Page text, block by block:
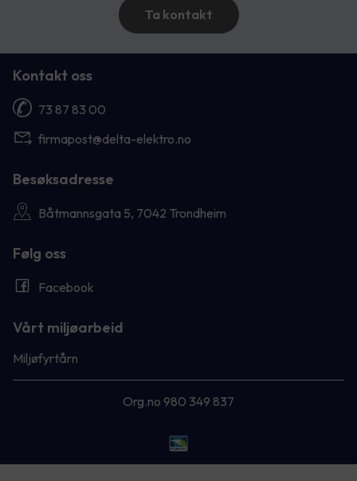
Ta kontakt
Kontakt oss
73 87 83 00
firmapost@delta-elektro.no
Besøksadresse
Båtmannsgata 5, 7042 Trondheim
Følg oss
Facebook
Vårt miljøarbeid
Miljøfyrtårn
Org.no 980 349 837